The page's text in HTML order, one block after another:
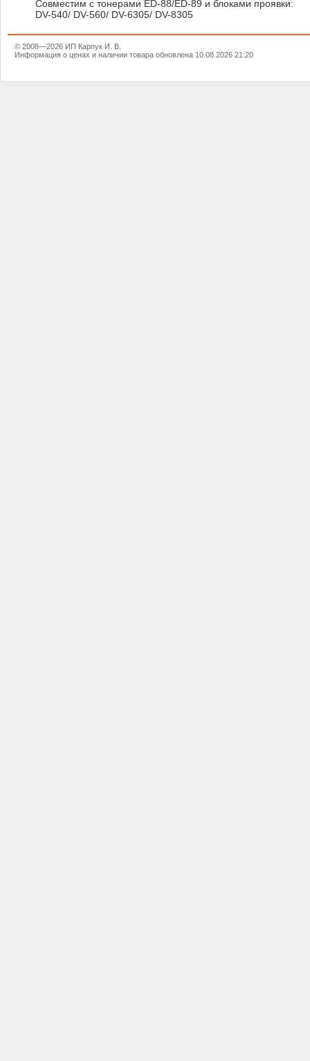
Совместим с тонерами ED-88/ED-89 и блоками проявки:
DV-540/ DV-560/ DV-6305/ DV-8305
© 2008—2026 ИП Карпук И. В.
Информация о ценах и наличии товара обновлена 10.08.2026 21:20